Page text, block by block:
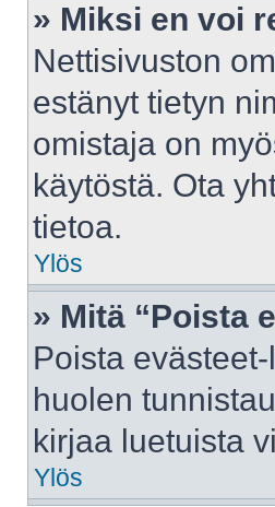
» Miksi en voi
Nettisivuston
estänyt tietyn
omistaja on
käytöstä. Ota
tietoa.
Ylös
» Mitä “Poista
Poista
huolen
kirjaa luetuista
Ylös